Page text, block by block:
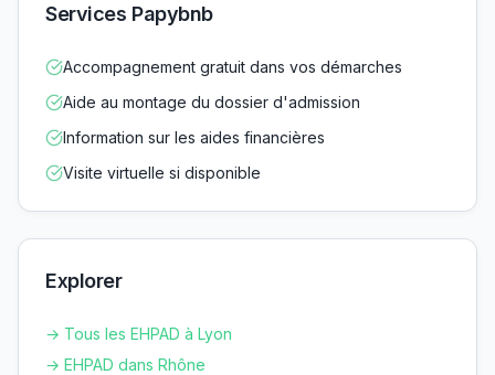
Services Papybnb
Accompagnement gratuit dans vos démarches
Aide au montage du dossier d'admission
Information sur les aides financières
Visite virtuelle si disponible
Explorer
→ Tous les EHPAD à Lyon
→ EHPAD dans Rhône